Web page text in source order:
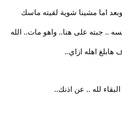
اما مشينا شوية لقيته ماسك
.. جبته على هنا.. واهو مات.. الله
اهله ازاي..
لله .. عن اذنك..